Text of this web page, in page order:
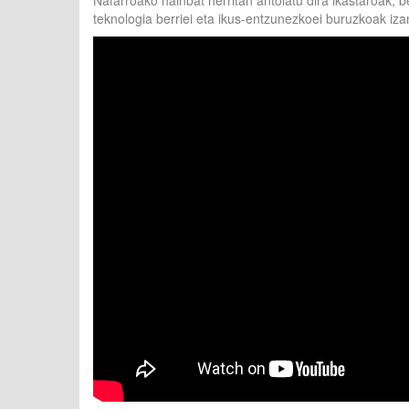
teknologia berriei eta ikus-entzunezkoei buruzkoak